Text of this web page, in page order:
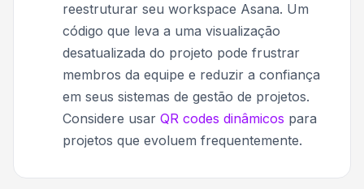
reestruturar seu workspace Asana. Um
código que leva a uma visualização
desatualizada do projeto pode frustrar
membros da equipe e reduzir a confiança
em seus sistemas de gestão de projetos.
Considere usar QR codes dinâmicos para
projetos que evoluem frequentemente.